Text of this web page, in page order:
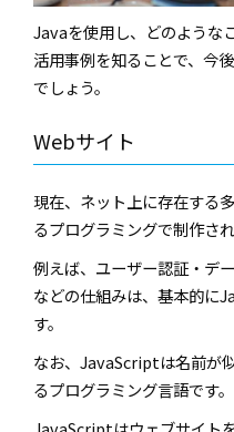
Javaを使用し、どのような
活用事例を知ることで、今
でしょう。
Webサイト
現在、ネット上に存在する
るプログラミングで制作さ
例えば、ユーザー認証・デ
などの仕組みは、基本的に
す。
なお、JavaScriptは名前が
るプログラミング言語です。